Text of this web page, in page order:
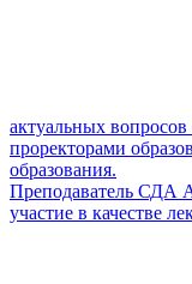
актуальных вопросов
проректорами
образования.
Преподаватель СДА
участие в качестве